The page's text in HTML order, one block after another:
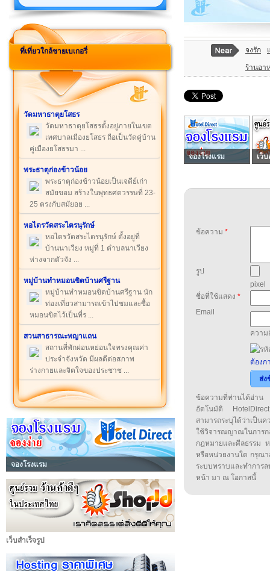
ที่เที่ยวใกล้ชายเบเกอรี่
วัดมหาธาตุยโสธร
วัดมหาธาตุยโสธรตั้งอยู่ภายในเขต
เทศบาลเมืองยโสธร ถือเป็นวัดคู่บ้าน
คู่เมืองยโสธรมา ...
พระธาตุก่องข้าวน้อย
พระธาตุก่องข้าวน้อยเป็นเจดีย์เก่า
สมัยขอม สร้างในพุทธศตวรรษที่ 23-
25 ตรงกับสมัยอย ...
หอไตรวัดสระไตรนุรักษ์
หอไตรวัดสระไตรนุรักษ์ ตั้งอยู่ที่
บ้านนาเวียง หมู่ที่ 1 ตำบลนาเวียง
ห่างจากตัวจัง ...
หมู่บ้านทำหมอนขิตบ้านศรีฐาน
หมู่บ้านทำหมอนขิตบ้านศรีฐาน นัก
ท่องเที่ยวสามารถเข้าไปชมและซื้อ
หมอนขิตไว้เป็นที่ร ...
สวนสาธารณะพญาแถน
สถานที่พักผ่อนหย่อนใจทรงคุณค่า
ประจำจังหวัด มีผลดีต่อสภาพ
ร่างกายและจิตใจของประชาช ...
จองโรงแรม
เว็บสำเร็จรูป
จงรัก
ร้านอา
จองโรงแรม เว็
ข้อความ *
รูป
pixel
ชื่อที่ใช้แสดง *
Email
ความ
ต้องก
ส่ง
ข้อความที่ท่านได้อ่าน
อัตโนมัติ
สามารถระบุได้ว่าเป็น
ใช้วิจารณญาณในกา
กฎหมายและศีลธรรม
หรือหน่วยงานใด กรุณา
ระบบทราบและทำกา
หน้า มา ณ โอกาสนี้